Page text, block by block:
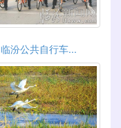
临汾公共自行车...